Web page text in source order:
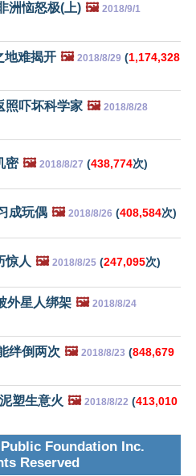
洲恼怒极(上) 🖼️ 2018/9/1
地难揭开 🖼️ 2018/8/29 (1,174,328
照吓坏科学家 🖼️ 2018/8/28
密 🖼️ 2018/8/27 (438,774次)
成玩偶 🖼️ 2018/8/26 (408,584次)
惊人 🖼️ 2018/8/25 (247,095次)
外星人绑架 🖼️ 2018/8/24
绊倒两次 🖼️ 2018/8/23 (848,679
塑生意火 🖼️ 2018/8/22 (413,010
Foundation Inc.
Reserved